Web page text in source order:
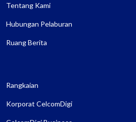
Tentang Kami
Hubungan Pelaburan
Ruang Berita
Rangkaian
Korporat CelcomDigi